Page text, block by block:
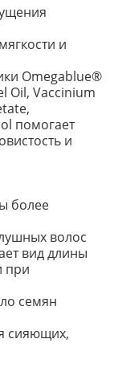
и
Omegablue®
Oil, Vaccinium
помогает
и
более
волос
вид длины
при
семян
сияющих,